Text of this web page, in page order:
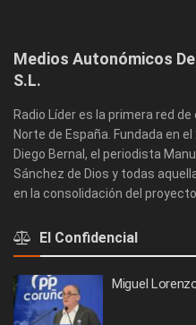
Medios Autonómicos
S.L.
Radio Líder es la primera red
Norte de España. Fundada en
Diego Bernal, el periodista
Sánchez de Dios y todas
en la consolidación del proyecto.
El Confidencial
Miguel